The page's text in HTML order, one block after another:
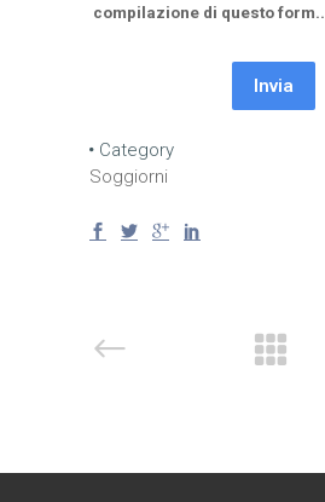
compilazione di questo form..
Invia
Category
Soggiorni